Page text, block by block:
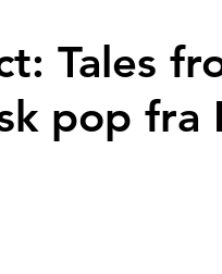
kirke,
moské
Tales
pop fra